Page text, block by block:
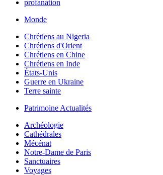
profanation
Monde
Chrétiens au Nigeria
Chrétiens d'Orient
Chrétiens en Chine
Chrétiens en Inde
États-Unis
Guerre en Ukraine
Terre sainte
Patrimoine Actualités
Archéologie
Cathédrales
Mécénat
Notre-Dame de Paris
Sanctuaires
Voyages